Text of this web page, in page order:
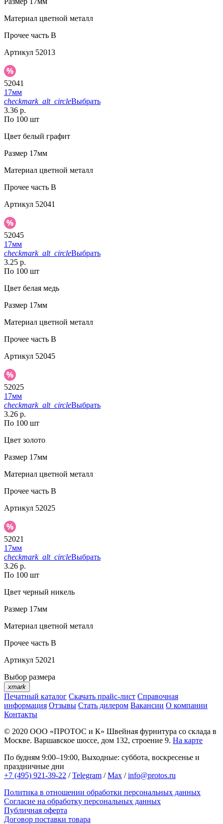
Материал цветной металл
Прочее часть В
Артикул 52013
52041
17мм
checkmark_alt_circleВыбрать
3.36 р.
По 100 шт
Цвет белый графит
Размер 17мм
Материал цветной металл
Прочее часть B
Артикул 52041
52045
17мм
checkmark_alt_circleВыбрать
3.25 р.
По 100 шт
Цвет белая медь
Размер 17мм
Материал цветной металл
Прочее часть B
Артикул 52045
52025
17мм
checkmark_alt_circleВыбрать
3.26 р.
По 100 шт
Цвет золото
Размер 17мм
Материал цветной металл
Прочее часть B
Артикул 52025
52021
17мм
checkmark_alt_circleВыбрать
3.26 р.
По 100 шт
Цвет черный никель
Размер 17мм
Материал цветной металл
Прочее часть B
Артикул 52021
Выбор размера
xmark
Печатный каталог Скачать прайс-лист Справочная
информация Отзывы Стать дилером Вакансии О компании
Контакты
© 2020 ООО «ПРОТОС и К» Швейная фурнитура со склада в
Москве. Варшавское шоссе, дом 132, строение 9. На карте
По будням 9:00–19:00, Выходные: суббота, воскресенье и
праздничные дни
+7 (495) 921-39-22 /Telegram /Max /info@protos.ru
Политика в отношении обработки персональных данных
Согласие на обработку персональных данных
Публичная оферта
Договор поставки товара